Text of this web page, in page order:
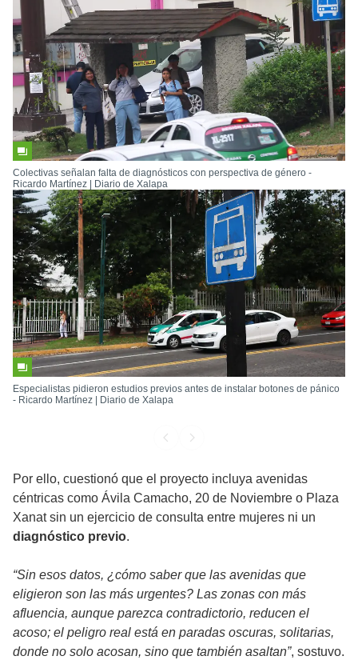
Colectivas señalan falta de diagnósticos con perspectiva de género -
Ricardo Martínez | Diario de Xalapa
Especialistas pidieron estudios previos antes de instalar botones de pánico
- Ricardo Martínez | Diario de Xalapa
Por ello, cuestionó que el proyecto incluya avenidas
céntricas como Ávila Camacho, 20 de Noviembre o Plaza
Xanat sin un ejercicio de consulta entre mujeres ni un
diagnóstico previo.
“Sin esos datos, ¿cómo saber que las avenidas que
eligieron son las más urgentes? Las zonas con más
afluencia, aunque parezca contradictorio, reducen el
acoso; el peligro real está en paradas oscuras, solitarias,
donde no solo acosan, sino que también asaltan”, sostuvo.